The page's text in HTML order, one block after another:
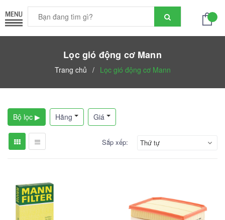
Lọc gió động cơ Mann
Trang chủ / Lọc gió động cơ Mann
Bộ lọc ▶ Hãng Giá
Sắp xếp: Thứ tự